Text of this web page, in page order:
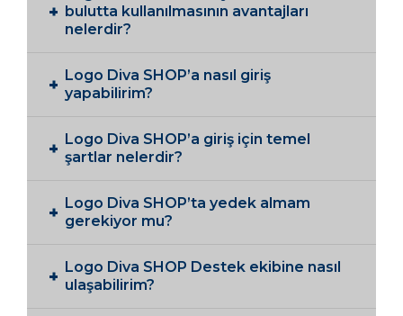
bulutta kullanılmasının avantajları
nelerdir?
Logo Diva SHOP’a nasıl giriş
yapabilirim?
Logo Diva SHOP’a giriş için temel
şartlar nelerdir?
Logo Diva SHOP’ta yedek almam
gerekiyor mu?
Logo Diva SHOP Destek ekibine nasıl
ulaşabilirim?